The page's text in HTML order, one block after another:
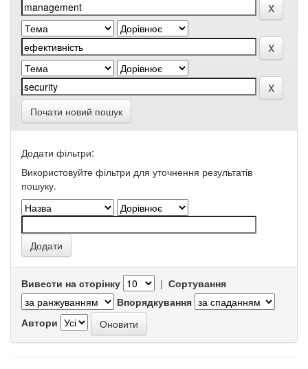
Почати новий пошук
Додати фільтри:
Використовуйте фільтри для уточнення результатів
пошуку.
Вивести на сторінку | Сортування
Впорядкування
Автори